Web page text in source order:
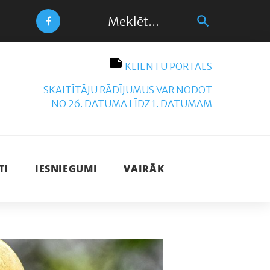
search
Facebook
note KLIENTU PORTĀLS
SKAITĪTĀJU RĀDĪJUMUS VAR NODOT
NO 26. DATUMA LĪDZ 1. DATUMAM
IESNIEGUMI VAIRĀK